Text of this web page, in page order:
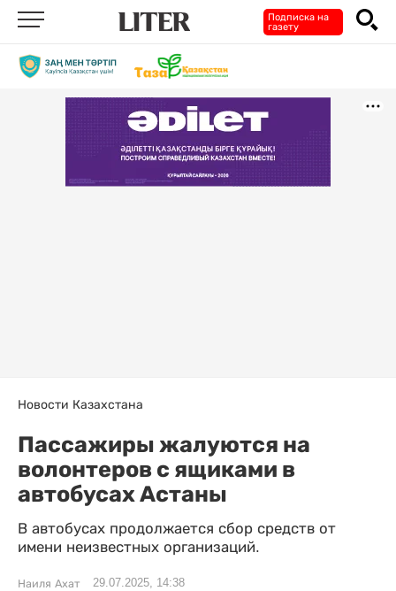
Подписка на
газету
Новости Казахстана
Пассажиры жалуются на
волонтеров с ящиками в
автобусах Астаны
В автобусах продолжается сбор средств от
имени неизвестных организаций.
Наиля Ахат 29.07.2025, 14:38